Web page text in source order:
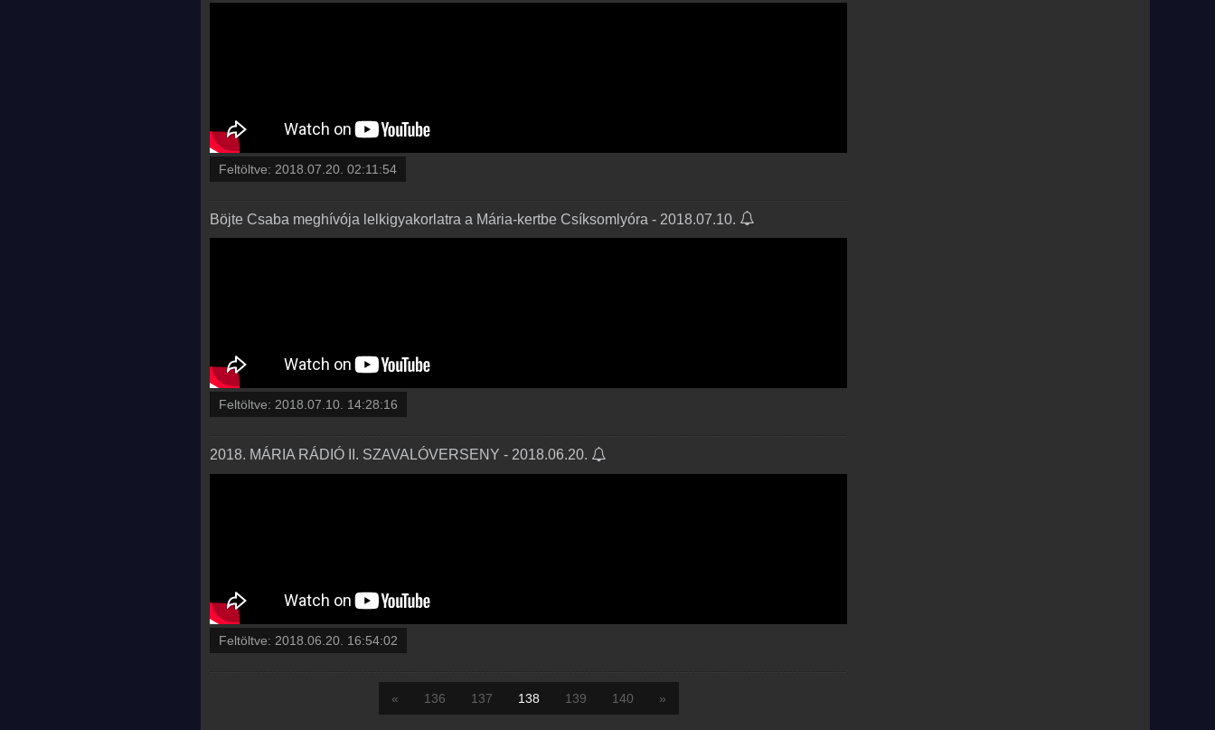
Feltöltve: 2018.07.20. 02:11:54
Böjte Csaba meghívója lelkigyakorlatra a Mária-kertbe Csíksomlyóra - 2018.07.10.
Feltöltve: 2018.07.10. 14:28:16
2018. MÁRIA RÁDIÓ II. SZAVALÓVERSENY - 2018.06.20.
Feltöltve: 2018.06.20. 16:54:02
« 136 137 138 139 140 »